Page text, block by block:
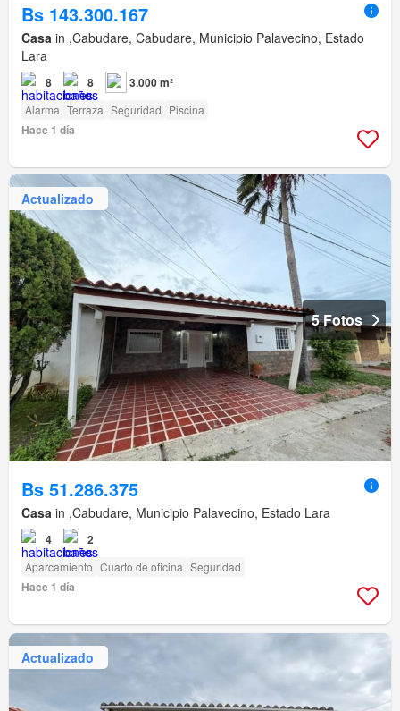
Bs 143.300.167
Casa in ,Cabudare, Cabudare, Municipio Palavecino, Estado
Lara
8 8 3.000 m²
Alarma Terraza Seguridad Piscina
Hace 1 día
Actualizado
5 Fotos
Bs 51.286.375
Casa in ,Cabudare, Municipio Palavecino, Estado Lara
4 2
Aparcamiento Cuarto de oficina Seguridad
Hace 1 día
Actualizado